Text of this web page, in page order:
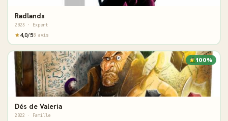
Radlands
2023 · Expert
4,0/58 avis
100%
Dés de Valeria
2022 · Famille